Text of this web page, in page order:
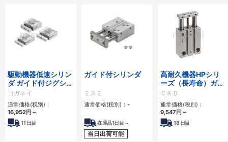
駆動機器低速シリン
ダ ガイド付ジグシリ
ンダシリーズ
コガネイ
通常価格(税別)：
16,952円 ～
11 日目
ガイド付シリンダ
ミスミ
通常価格(税別)： -
在庫品1日目～
当日出荷可能
高耐久機器HPシリ
ーズ（長寿命）ガイ
ド付シリンダ STM-
M/B-HP1シリーズ
ＣＫＤ
通常価格(税別)：
9,547 円 ～
18 日目